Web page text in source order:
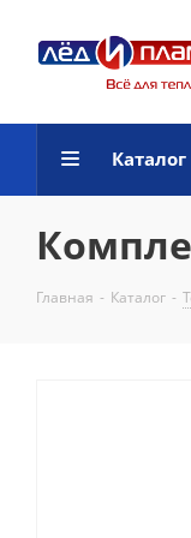
Каталог
Главная - Каталог -